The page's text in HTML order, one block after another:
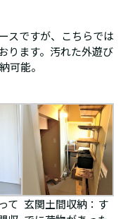
スですが、こちらでは
ります。汚れた外遊び
可能。
て 玄関土間収納：す